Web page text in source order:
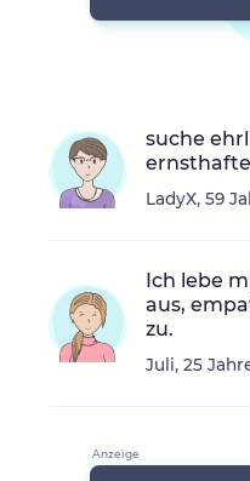
suche
LadyX, 59
Ich lebe
aus,
zu.
Juli, 25